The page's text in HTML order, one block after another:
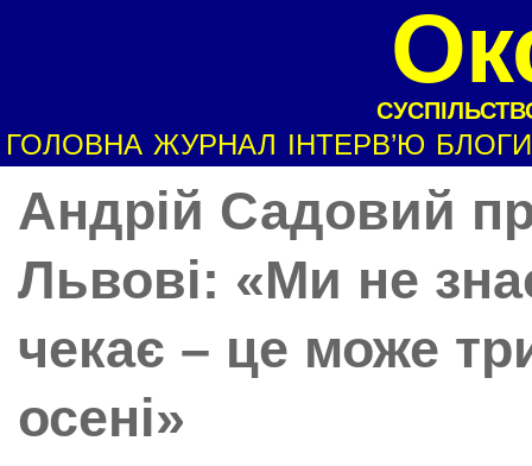
ГОЛОВНА ЖУРНАЛ ІНТЕРВ’Ю БЛОГИ
Андрій Садовий
Львові: «Ми не
чекає – це може
осені»